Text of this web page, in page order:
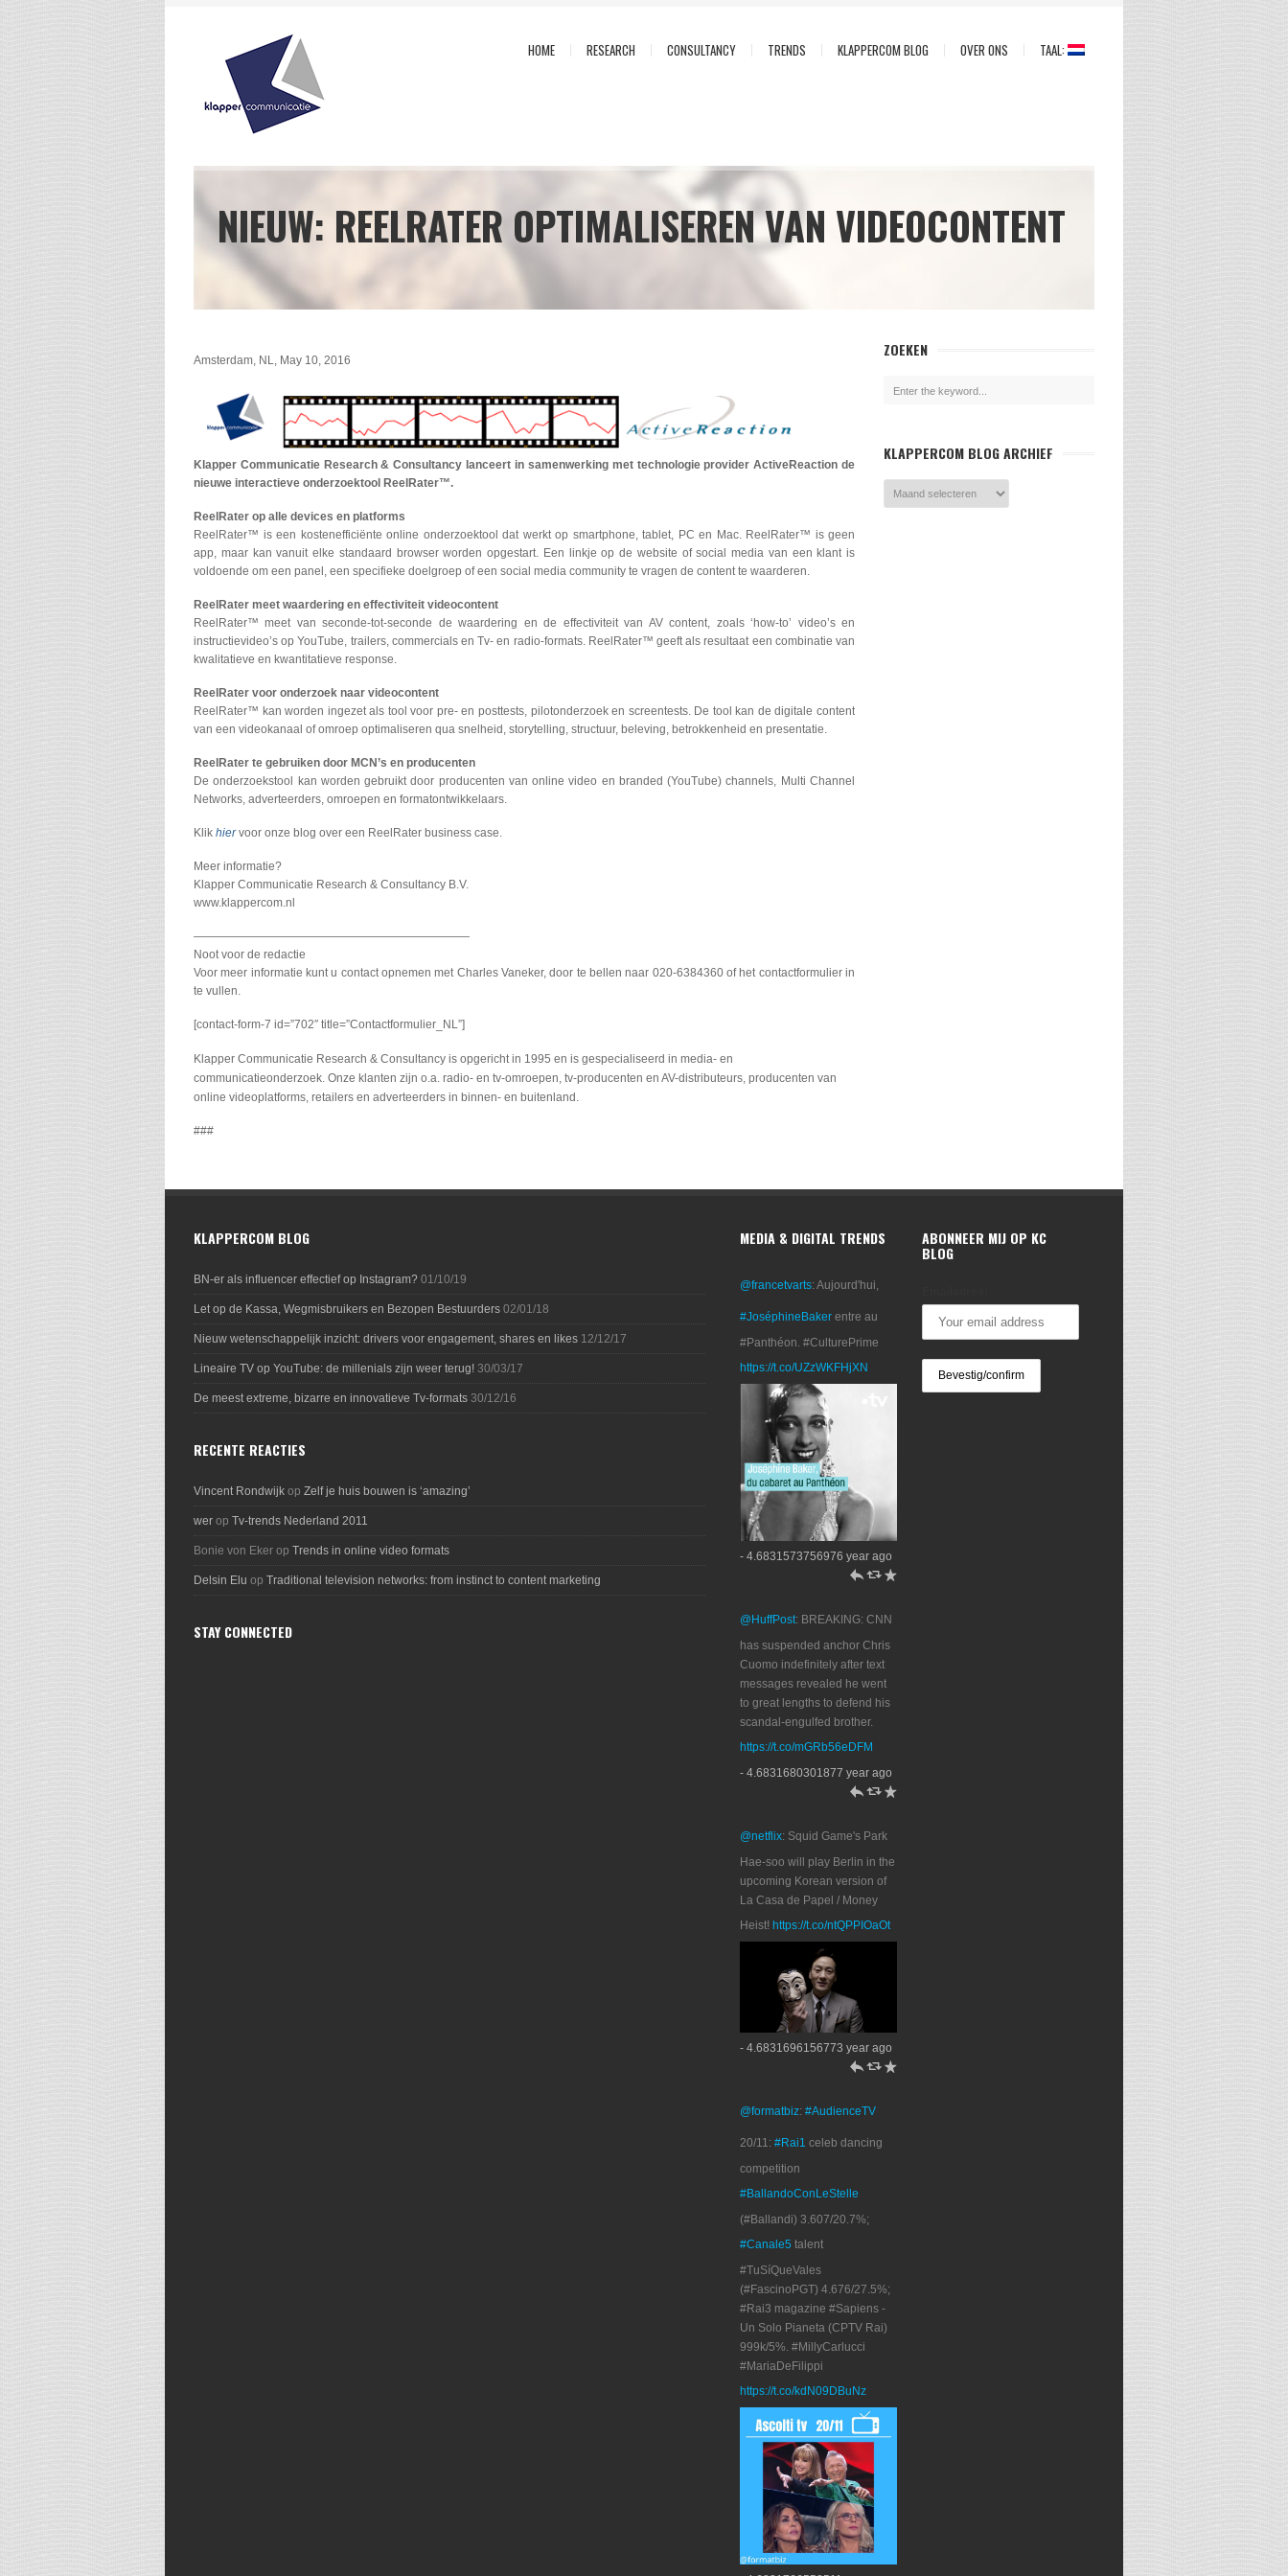
HOME RESEARCH CONSULTANCY TRENDS KLAPPERCOM BLOG OVER ONS TAAL:
NIEUW: REELRATER OPTIMALISEREN VAN VIDEOCONTENT
Amsterdam, NL, May 10, 2016
Klapper Communicatie Research & Consultancy lanceert in samenwerking met technologie provider ActiveReaction de
nieuwe interactieve onderzoektool ReelRater™.
ReelRater op alle devices en platforms
ReelRater™ is een kostenefficiënte online onderzoektool dat werkt op smartphone, tablet, PC en Mac. ReelRater™ is geen
app, maar kan vanuit elke standaard browser worden opgestart. Een linkje op de website of social media van een klant is
voldoende om een panel, een specifieke doelgroep of een social media community te vragen de content te waarderen.
ReelRater meet waardering en effectiviteit videocontent
ReelRater™ meet van seconde-tot-seconde de waardering en de effectiviteit van AV content, zoals ‘how-to’ video’s en
instructievideo’s op YouTube, trailers, commercials en Tv- en radio-formats. ReelRater™ geeft als resultaat een combinatie van
kwalitatieve en kwantitatieve response.
ReelRater voor onderzoek naar videocontent
ReelRater™ kan worden ingezet als tool voor pre- en posttests, pilotonderzoek en screentests. De tool kan de digitale content
van een videokanaal of omroep optimaliseren qua snelheid, storytelling, structuur, beleving, betrokkenheid en presentatie.
ReelRater te gebruiken door MCN’s en producenten
De onderzoekstool kan worden gebruikt door producenten van online video en branded (YouTube) channels, Multi Channel
Networks, adverteerders, omroepen en formatontwikkelaars.
Klik hiervoor onze blog over een ReelRater business case.
Meer informatie?
Klapper Communicatie Research & Consultancy B.V.
www.klappercom.nl
————————————————————————
Noot voor de redactie
Voor meer informatie kunt u contact opnemen met Charles Vaneker, door te bellen naar 020-6384360 of het contactformulier in
te vullen.
[contact-form-7 id=”702″ title=”Contactformulier_NL”]
Klapper Communicatie Research & Consultancy is opgericht in 1995 en is gespecialiseerd in media- en
communicatieonderzoek. Onze klanten zijn o.a. radio- en tv-omroepen, tv-producenten en AV-distributeurs, producenten van
online videoplatforms, retailers en adverteerders in binnen- en buitenland.
###
ZOEKEN
KLAPPERCOM BLOG ARCHIEF
KLAPPERCOM BLOG
BN-er als influencer effectief op Instagram? 01/10/19
Let op de Kassa, Wegmisbruikers en Bezopen Bestuurders 02/01/18
Nieuw wetenschappelijk inzicht: drivers voor engagement, shares en likes 12/12/17
Lineaire TV op YouTube: de millenials zijn weer terug! 30/03/17
De meest extreme, bizarre en innovatieve Tv-formats 30/12/16
RECENTE REACTIES
Vincent Rondwijk op Zelf je huis bouwen is ‘amazing’
wer op Tv-trends Nederland 2011
Bonie von Eker op Trends in online video formats
Delsin Elu op Traditional television networks: from instinct to content marketing
STAY CONNECTED
MEDIA & DIGITAL TRENDS
@francetvarts: Aujourd'hui,
#JoséphineBaker entre au
#Panthéon. #CulturePrime
https://t.co/UZzWKFHjXN
- 4.6831573756976 year ago
h J R
@HuffPost: BREAKING: CNN
has suspended anchor Chris
Cuomo indefinitely after text
messages revealed he went
to great lengths to defend his
scandal-engulfed brother.
https://t.co/mGRb56eDFM
- 4.6831680301877 year ago
h J R
@netflix: Squid Game's Park
Hae-soo will play Berlin in the
upcoming Korean version of
La Casa de Papel / Money
Heist! https://t.co/ntQPPIOaOt
- 4.6831696156773 year ago
h J R
@formatbiz: #AudienceTV
20/11: #Rai1 celeb dancing
competition
#BallandoConLeStelle
(#Ballandi) 3.607/20.7%;
#Canale5 talent
#TuSíQueVales
(#FascinoPGT) 4.676/27.5%;
#Rai3 magazine #Sapiens -
Un Solo Pianeta (CPTV Rai)
999k/5%. #MillyCarlucci
#MariaDeFilippi
https://t.co/kdN09DBuNz
ABONNEER MIJ OP KC
BLOG